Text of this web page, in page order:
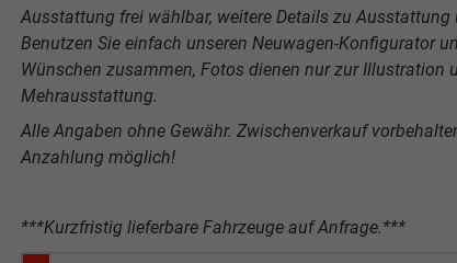
Ausstattung frei wählbar, weitere Details zu Ausstattung
Benutzen Sie einfach unseren Neuwagen-Konfigurator
Wünschen zusammen, Fotos dienen nur zur
Mehrausstattung.
Alle Angaben ohne Gewähr. Zwischenverkauf
Anzahlung möglich!
***Kurzfristig lieferbare Fahrzeuge auf Anfrage.***